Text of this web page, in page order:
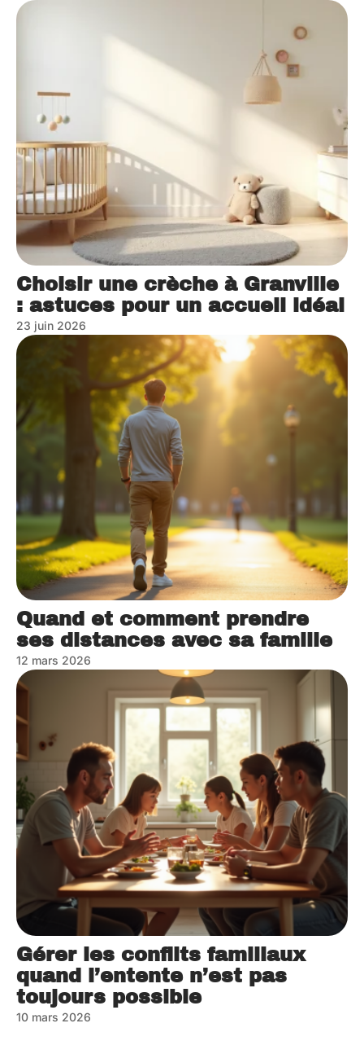
Choisir une crèche à Granville
: astuces pour un accueil idéal
23 juin 2026
Quand et comment prendre
ses distances avec sa famille
12 mars 2026
Gérer les conflits familiaux
quand l’entente n’est pas
toujours possible
10 mars 2026